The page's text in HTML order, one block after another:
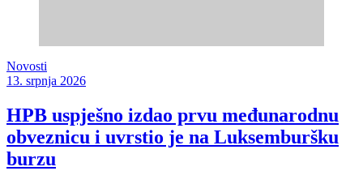
Novosti
13. srpnja 2026
HPB uspješno izdao prvu međunarodnu
obveznicu i uvrstio je na Luksemburšku
burzu